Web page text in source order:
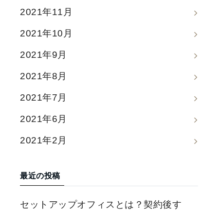
2021年11月
2021年10月
2021年9月
2021年8月
2021年7月
2021年6月
2021年2月
最近の投稿
セットアップオフィスとは？契約後す